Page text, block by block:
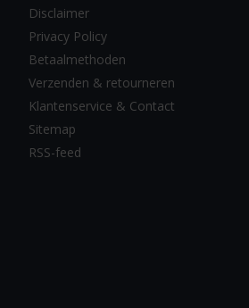
Disclaimer
Privacy Policy
Betaalmethoden
Verzenden & retourneren
Klantenservice & Contact
Sitemap
RSS-feed